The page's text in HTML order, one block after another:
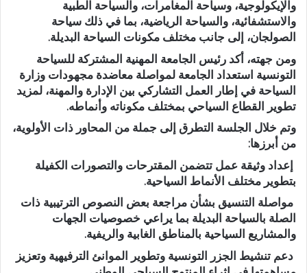
والإيكولوجية، وسياحة المغامرات، والسياحة الطبية
والاستشفائية، والسياحة الرياضية، بما في ذلك سياحة
الصولجان، إلى جانب مختلف مكونات السياحة البديلة.
ومن جهته، أكد رئيس الجامعة المهنية المشتركة للسياحة
التونسية استعداد الجامعة لمواصلة معاضدة مجهودات وزارة
السياحة في إطار العمل التشاركي بين الإدارة والمهنة، لمزيد
تطوير القطاع السياحي بمختلف مكوناته وأنماطه.
وتم خلال الجلسة التطرق إلى جملة من المحاور ذات الأولوية،
من أبرزها:
إعداد وثيقة عمل تتضمن المقترحات والتصورات الكفيلة
بتطوير مختلف الأنماط السياحية.
مواصلة التنسيق بشأن مراجعة بعض النصوص الترتيبية ذات
الصلة بالسياحة البديلة بما يراعي خصوصيات الجهات
والمشاريع السياحية بالمناطق الغابية والريفية.
دعم تنشيط الجزر التونسية وتطوير الموانئ الترفيهية وتعزيز